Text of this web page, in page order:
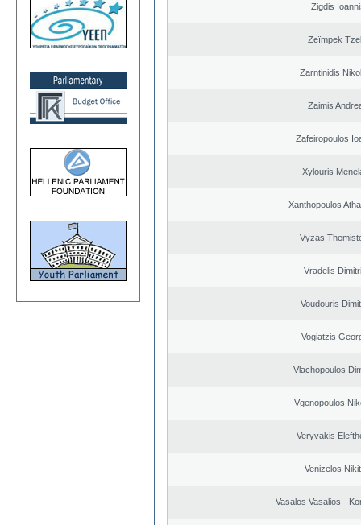
Zigdis
Zeïmpek
Zarntinidis
Zaimis
Zafeiropoulos
Xylouris
Xanthopoulos
Vyzas
Vradelis
Voudouris
Vogiatzis
Vlachopoulos
Vgenopoulos
Veryvakis
Venizelos
Vasalos Vasalios -